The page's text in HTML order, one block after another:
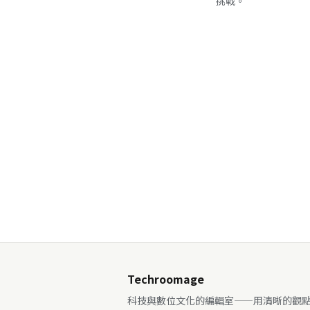
Techroomage
科技與數位文化的編輯室——用清晰的觀